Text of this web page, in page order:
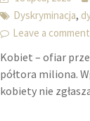
Dyskryminacja,
Leave a comment
Kobiet – ofiar
półtora miliona.
kobiety nie